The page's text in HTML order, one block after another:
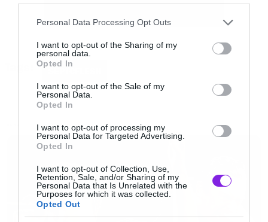
Please note that this website/app uses one or more Google
not limited to your visit or usage behaviour. You may click to
grant or deny consent to Google and its third-party tags to
use your data for below specified purposes in below Google
consent section.
Personal Data Processing Opt Outs
I want to opt-out of the Sharing of my
personal data.
Opted In
I want to opt-out of the Sale of my
Personal Data.
Opted In
I want to opt-out of processing my
Personal Data for Targeted Advertising.
Opted In
I want to opt-out of Collection, Use,
Retention, Sale, and/or Sharing of my
Personal Data that Is Unrelated with the
Purposes for which it was collected.
Opted Out
Είμαστε πραγματικά εξουθενωμένοι από τη
επίσης και πολύ περήφανοι για το αποτέλεσμα.
Δουλέψαμε σκληρά με τον Logan για να σας
προσφέρουμε το απόλυτο death metal
soundtrack για τα πιο σκοτεινά σας όνειρα.
Οι συνθέσεις είναι προοδευτικές με πολλές
στιγμή τα τραγούδια ακούγονται πολύ επιθετικά
και δυνατά. Ακόμα είχαμε την ευκαιρία να
δουλέψουμε για πρώτη φορά με μια ολόκληρη